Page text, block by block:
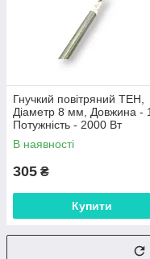
Гнучкий повітряний ТЕН,
Діаметр 8 мм, Довжина -
Потужність - 2000 Вт
В наявності
305 ₴
Купити